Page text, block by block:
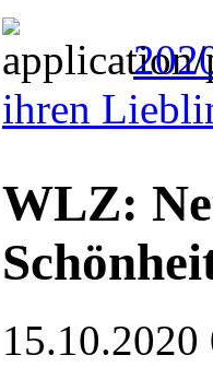
ihren
WLZ:
15.10.2020